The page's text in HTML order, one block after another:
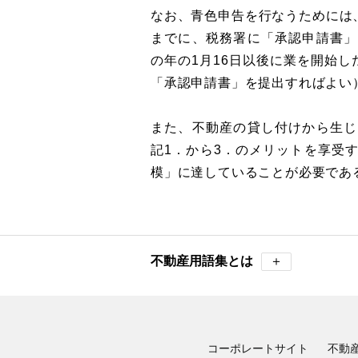
なお、青色申告を行なうために
までに、税務署に「承認申請書
の年の1月16日以後に業を開始し
「承認申請書」を提出すればよい
また、不動産の貸し付けから生
記1．から3．のメリットを享受
模」に達していることが必要であ
不動産用語集とは ＋
コーポレートサイト
不動